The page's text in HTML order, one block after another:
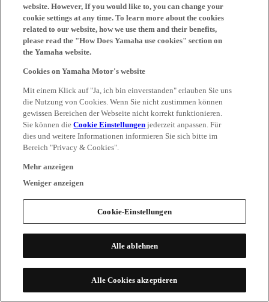
website. However, If you would like to, you can change your
cookie settings at any time. To learn more about the cookies
related to our website, how we use them and their benefits,
please read the "How Does Yamaha use cookies" section on
the Yamaha website.
Cookies on Yamaha Motor's website
Mit einem Klick auf "Ja, ich bin einverstanden" erlauben Sie uns
die Nutzung von Cookies. Wenn Sie nicht zustimmen können
gewissen Bereichen der Webseite nicht korrekt funktionieren.
Sie können dieCookie Einstellungen jederzeit anpassen. Für
dies und weitere Informationen informieren Sie sich bitte im
Bereich "Privacy & Cookies".
Mehr anzeigen
Weniger anzeigen
Cookie-Einstellungen
Alle ablehnen
Alle Cookies akzeptieren